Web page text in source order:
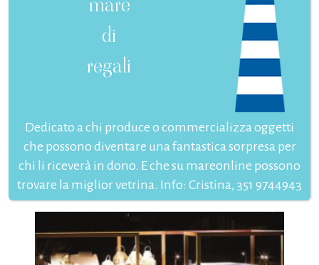
di
regali
Dedicato a chi produce o commercializza oggetti
che possono diventare una fantastica sorpresa per
chi li riceverà in dono. E che su mareonline possono
trovare la miglior vetrina. Info: Cristina, 351 9744943